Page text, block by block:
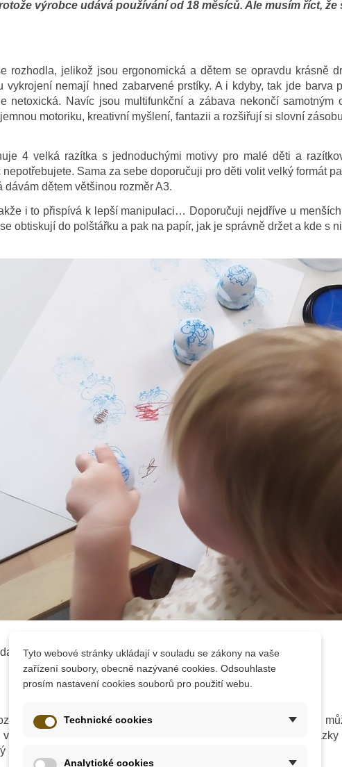
výrobce udává používání od 18 měsíců. Ale musím říct, že
rozhodla, jelikož jsou ergonomická a dětem se opravdu krásně
vykrojení nemají hned zabarvené prstíky. A i kdyby, tak jde barva
netoxická. Navíc jsou multifunkční a zábava nekončí samotným
motoriku, kreativní myšlení, fantazii a rozšiřují si slovní
4 velká razítka s jednoduchými motivy pro malé děti a
nepotřebujete. Sama za sebe doporučuji pro děti volit velký formát
dávám dětem většinou rozměr A3.
i to přispívá k lepší manipulaci… Doporučuji nejdříve u
obtiskují do polštářku a pak na papír, jak je správně držet a kde s
dala vlastnítipy na využití razítek StampoBaby:
razítkování, ale když už máte obrázky na papíře. Tak
voskovky a obrázky vybarvit. Případně zdatnější dítě může
papír…
Tyto webové stránky ukládají v souladu se zákony na vaše
zařízení soubory, obecně nazývané cookies. Odsouhlaste
prosím nastavení cookies souborů pro použití webu.
Technické cookies
Analytické cookies